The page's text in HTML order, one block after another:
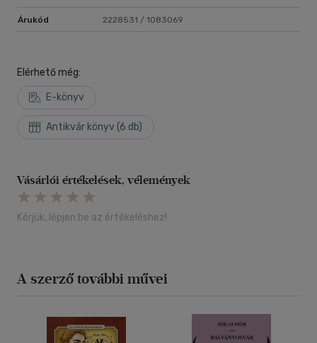
Árukód 2228531 / 1083069
Elérhető még:
E-könyv
Antikvár könyv (6 db)
Vásárlói értékelések, vélemények
Kérjük, lépjen be az értékeléshez!
A szerző további művei